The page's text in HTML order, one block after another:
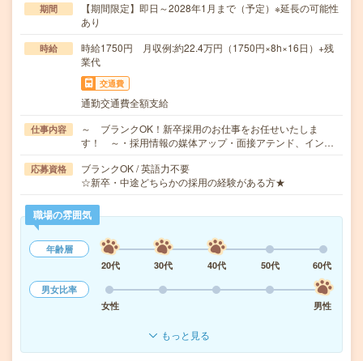
期間
【期間限定】即日～2028年1月まで（予定）※延長の可能性
あり
時給
時給1750円 月収例:約22.4万円（1750円×8h×16日）+残
業代
交通費
通勤交通費全額支給
仕事内容
～ ブランクOK！新卒採用のお仕事をお任せいたしま
す！ ～・採用情報の媒体アップ・面接アテンド、イン…
応募資格
ブランクOK / 英語力不要
☆新卒・中途どちらかの採用の経験がある方★
職場の雰囲気
年齢層
20代
30代 40代 50代
60代
男女比率
女性
男性
もっと見る